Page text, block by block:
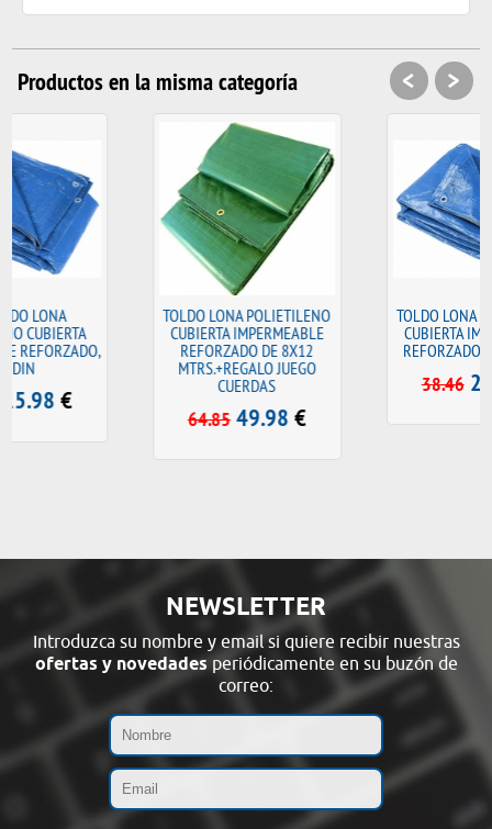
Productos en la misma categoría
TOLDO LONA POLIETILENO
CUBIERTA IMPERMEABLE
REFORZADO DE 8X12
MTRS.+REGALO JUEGO
€
TOLDO LONA POLIETILENO
CUBIERTA IMPERMEABLE
REFORZADO, JARDIN,5X8
€
< >
NEWSLETTER
Introduzca su nombre y email si quiere recibir nuestras
ofertas y novedades periódicamente en su buzón de
correo: